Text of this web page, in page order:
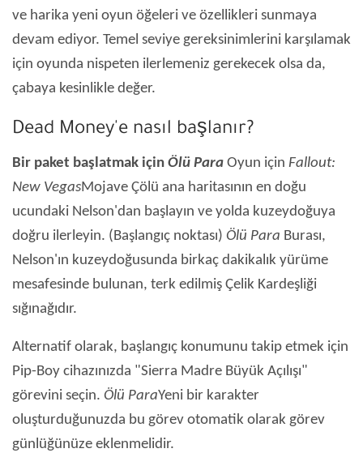
ve harika yeni oyun öğeleri ve özellikleri sunmaya
devam ediyor. Temel seviye gereksinimlerini karşılamak
için oyunda nispeten ilerlemeniz gerekecek olsa da,
çabaya kesinlikle değer.
Dead Money'e nasıl başlanır?
Bir paket başlatmak için Ölü Para Oyun için Fallout:
New VegasMojave Çölü ana haritasının en doğu
ucundaki Nelson'dan başlayın ve yolda kuzeydoğuya
doğru ilerleyin. (Başlangıç ​​noktası) Ölü Para Burası,
Nelson'ın kuzeydoğusunda birkaç dakikalık yürüme
mesafesinde bulunan, terk edilmiş Çelik Kardeşliği
sığınağıdır.
Alternatif olarak, başlangıç ​​konumunu takip etmek için
Pip-Boy cihazınızda "Sierra Madre Büyük Açılışı"
görevini seçin. Ölü ParaYeni bir karakter
oluşturduğunuzda bu görev otomatik olarak görev
günlüğünüze eklenmelidir.